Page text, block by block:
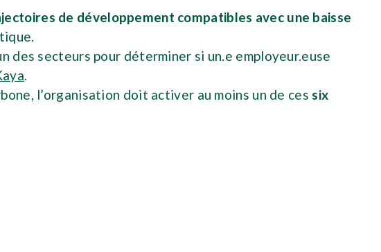
de développement compatibles avec une baisse
des secteurs pour déterminer si un.e employeur.euse
.
l’organisation doit activer au moins un de ces six